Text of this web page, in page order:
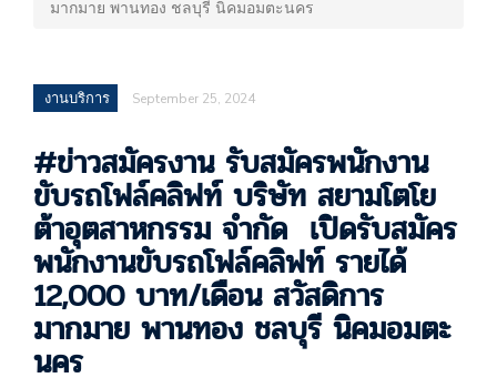
มากมาย พานทอง ชลบุรี นิคมอมตะนคร
งานบริการ September 25, 2024
#ข่าวสมัครงาน รับสมัครพนักงาน
ขับรถโฟล์คลิฟท์ บริษัท สยามโตโย
ต้าอุตสาหกรรม จำกัด เปิดรับสมัคร
พนักงานขับรถโฟล์คลิฟท์ รายได้
12,000 บาท/เดือน สวัสดิการ
มากมาย พานทอง ชลบุรี นิคมอมตะ
นคร